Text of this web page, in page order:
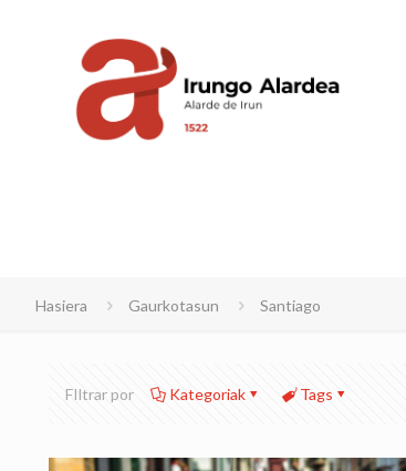
Hasiera Gaurkotasun Santiago
FIltrar por Kategoriak Tags